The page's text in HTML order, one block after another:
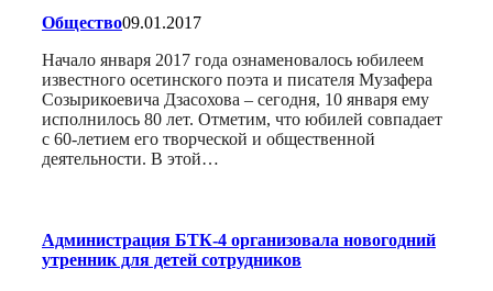
Общество09.01.2017
Начало января 2017 года ознаменовалось юбилеем
известного осетинского поэта и писателя Музафера
Созырикоевича Дзасохова – сегодня, 10 января ему
исполнилось 80 лет. Отметим, что юбилей совпадает
с 60-летием его творческой и общественной
деятельности. В этой…
Администрация БТК-4 организовала новогодний
утренник для детей сотрудников